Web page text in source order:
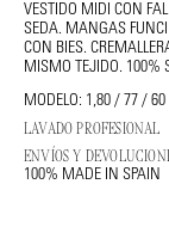
VESTIDO MIDI CON
SEDA. MANGAS
CON BIES.
MISMO TEJIDO. 100%
MODELO: 1,80 / 77 / 60
LAVADO PROFESIONAL
ENVÍOS Y
100% MADE IN SPAIN